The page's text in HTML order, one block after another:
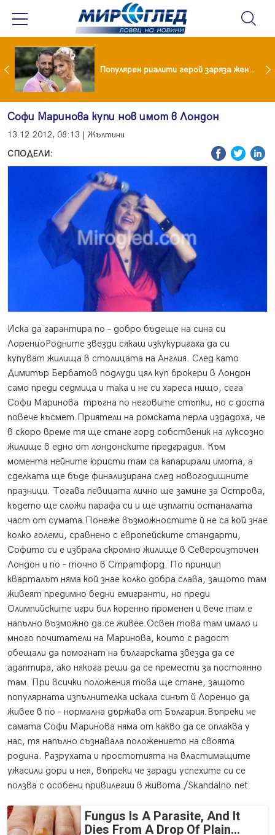
Водата от чешмата често е по-добра от бутилираната Популярен риалити герой заряза жена си заради друга
Софи Маринова купи нов имот в Лондон
13.12.2012, 08:13 | Жълтини
СПОДЕЛИ:
Иска да гарантира по – добро бъдеще на сина си
ЛоренцоРодните звезди сякаш изкукуригаха да си
купуват жилища в столицата на Англия. След като
Димитър Бербатов подлуди цял куп брокери в Лондон
само преди седмица и така и не си хареса нищо, сега
Софи Маринова тръгна по неговите стъпки, но с доста
повече късмет.Приятели на ромската перла издадоха, че
в скоро време тя ще стане горд собственик на луксозно
жилище в едно от лондонските предградия. Към
момента нейните юристи там са капарирали имота, а
сделката ще бъде финализирана след новогодишните
празници. Тогава певицата лично ще замине за Острова,
където ще сложи парафа си и ще изплати останалата
част от сумата.Понеже възможностите й не са кой знае
колко големи, сравнено с европейските стандарти,
Софито си е избрала скромно жилище в Североизточен
Лондон и по – точно в Стратфорд. По принцип
кварталът няма кой знае колко добра слава, защото там
живеят предимно бедни емигранти, но преди
Олимпийските игри бил коренно променен и вече там е
напълно възможно да се живее.Освен това там имало и
много почитатели на Маринова, които с радост
обещали да помогнат на българската звезда да се
адаптира, ако някога реши да се премести за постоянно
там. При всички положения това ще стане, защото
популярната изпълнителка искала синът й Лоренцо да
живее в по – нормална държава от България.Въпреки че
самата Софи Маринова няма от какво да се оплаква у
нас, тя напълно съзнавала положението на своята
родина. Разрухата и простотията на властимащите
ужасили дори и нея, въпреки че заради успехите си се
ползва с особени привилегии в живота./Skandalno.net
Fungus Is A Parasite, And It
Dies From A Drop Of Plain...